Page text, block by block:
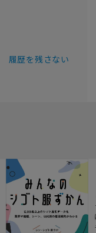
履歴を残さない